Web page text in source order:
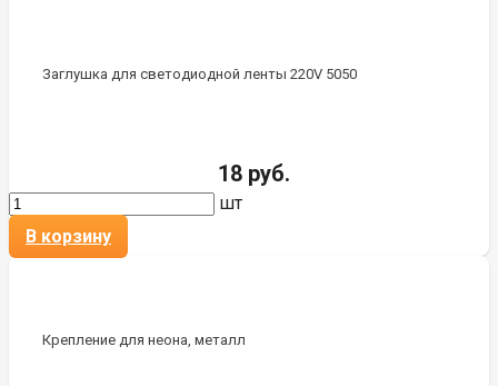
Заглушка для светодиодной ленты 220V 5050
18 руб.
шт
В корзину
Крепление для неона, металл